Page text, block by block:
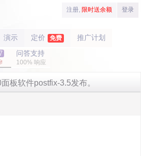
注册, 限时送余额 登录
演示 定价 免费 推广计划
问答支持
100% 响应
板软件postfix-3.5发布。